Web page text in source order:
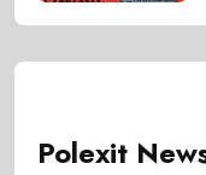
Polexit